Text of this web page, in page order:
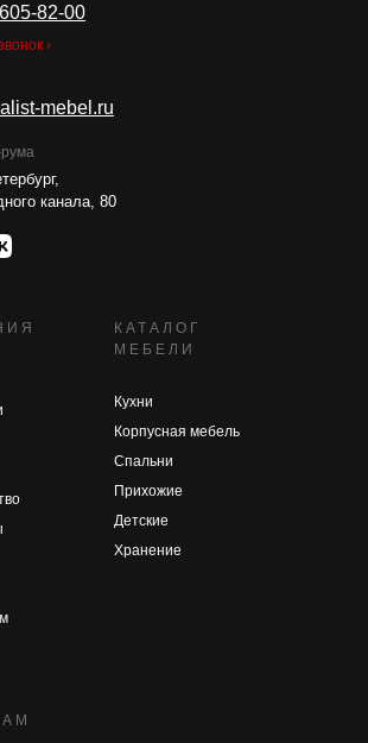
КАТАЛОГ
МЕБЕЛИ
Кухни
Детские
Спальни
Корпусная мебель
Хранение
Прихожие
82-00
mebel.ru
›
канала, 80